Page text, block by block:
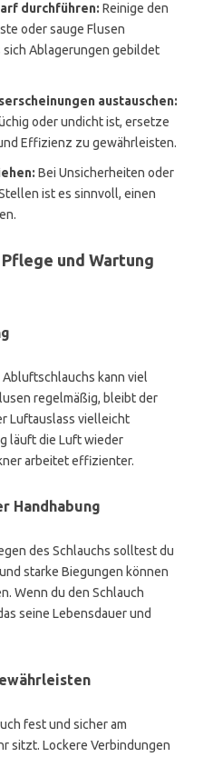
durchführen: Reinige den
oder sauge Flusen
Ablagerungen gebildet
austauschen:
oder undicht ist, ersetze
Effizienz zu gewährleisten.
Bei Unsicherheiten oder
ist es sinnvoll, einen
und Wartung
kann viel
regelmäßig, bleibt der
Luftauslass vielleicht
läuft die Luft wieder
arbeitet effizienter.
Handhabung
des Schlauchs solltest du
starke Biegungen können
Wenn du den Schlauch
seine Lebensdauer und
fest und sicher am
sitzt. Lockere Verbindungen